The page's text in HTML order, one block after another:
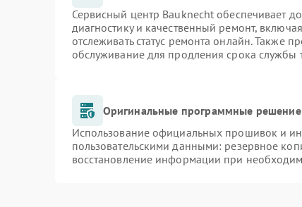
Сервисный центр Bauknecht обеспечивает
диагностику и качественный ремонт,
отслеживать статус ремонта онлайн. Также
обслуживание для продления срока службы
Оригинальные программные
Использование официальных прошивок и
пользовательскими данными: резервное
восстановление информации при